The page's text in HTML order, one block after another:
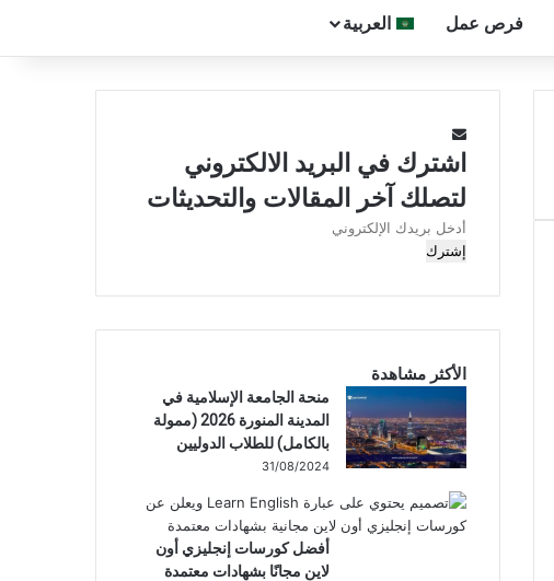
فرص عمل العربية
اشترك في البريد الالكتروني
لتصلك آخر المقالات والتحديثات
أدخل
بريدك
الأكثر مشاهدة
منحة الجامعة الإسلامية في
المدينة المنورة 2026 (ممولة
بالكامل) للطلاب الدوليين
31/08/2024
أفضل كورسات إنجليزي أون
لاين مجانًا بشهادات معتمدة